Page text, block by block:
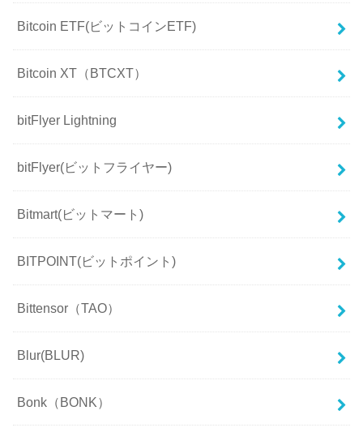
Bitcoin ETF(ビットコインETF)
Bitcoin XT（BTCXT）
bitFlyer Lightning
bitFlyer(ビットフライヤー)
Bitmart(ビットマート)
BITPOINT(ビットポイント)
Bittensor（TAO）
Blur(BLUR)
Bonk（BONK）